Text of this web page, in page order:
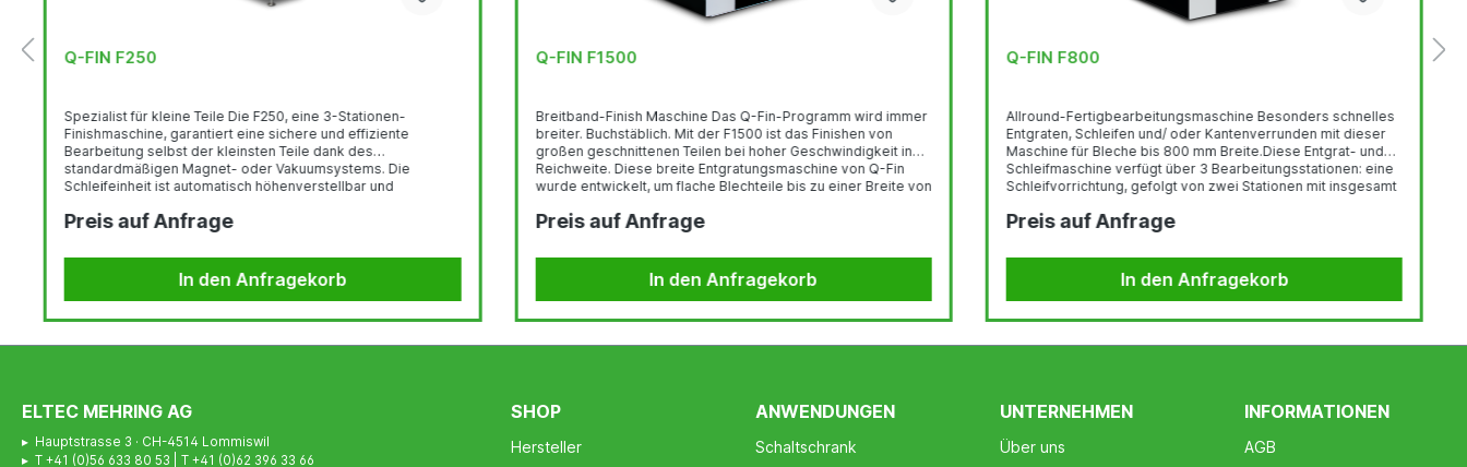
Q-FIN F250
Spezialist für kleine Teile Die F250, eine 3-Stationen-
Finishmaschine, garantiert eine sichere und effiziente
Bearbeitung selbst der kleinsten Teile dank des
standardmäßigen Magnet- oder Vakuumsystems. Die
Schleifeinheit ist automatisch höhenverstellbar und
Ausschalten nach oben bewegt. Die Bürsteneinheiten sind
mit elektrischer Kompensation ausgestattet, um den Kontakt
zwischen Förderband und Rundbürsten beim Schleifen von
Dünnblech zu vermeiden.Mit dem intuitiven Touchscreen
Preis auf Anfrage
In den Anfragekorb
Q-FIN F1500
Breitband-Finish Maschine Das Q-Fin-Programm wird immer
breiter. Buchstäblich. Mit der F1500 ist das Finishen von
großen geschnittenen Teilen bei hoher Geschwindigkeit in
Reichweite. Diese breite Entgratungsmaschine von Q-Fin
wurde entwickelt, um flache Blechteile bis zu einer Breite von
Magnetunterstützung und ist sehr vielseitig. Die F1500 wurde
von Q-Fin entwickelt, um flache Blechteile bis zu einer Breite
von 1500 mm zu bearbeiten. Geschwindigkeit des
Preis auf Anfrage
In den Anfragekorb
Q-FIN F800
Allround-Fertigbearbeitungsmaschine Besonders schnelles
Entgraten, Schleifen und/ oder Kantenverrunden mit dieser
Maschine für Bleche bis 800 mm Breite.Diese Entgrat- und
Schleifmaschine verfügt über 3 Bearbeitungsstationen: eine
Schleifvorrichtung, gefolgt von zwei Stationen mit insgesamt
verschiedene Endbearbeitungen durchführen, einschließlich
Entgraten, Schleifen, Entfernen von Schlacke oder
Oxidschicht, Linienfinish, Kantenbrechen und Verrunden. Die
Maschine eignet sich für die...
Preis auf Anfrage
In den Anfragekorb
ELTEC MEHRING AG
▸ Hauptstrasse 3 · CH-4514 Lommiswil
▸ T +41 (0)56 633 80 53 | T +41 (0)62 396 33 66
SHOP
Hersteller
ANWENDUNGEN
Schaltschrank
UNTERNEHMEN
Über uns
INFORMATIONEN
AGB